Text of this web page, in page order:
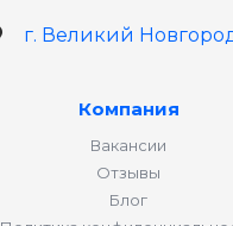
г. Великий
Компания
Вакансии
Отзывы
Блог